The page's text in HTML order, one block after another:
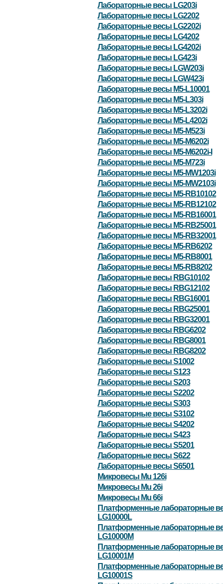
Лабораторные весы LG203i
Лабораторные весы LG2202
Лабораторные весы LG2202i
Лабораторные весы LG4202
Лабораторные весы LG4202i
Лабораторные весы LG423i
Лабораторные весы LGW203i
Лабораторные весы LGW423i
Лабораторные весы M5-L10001
Лабораторные весы M5-L303i
Лабораторные весы M5-L3202i
Лабораторные весы M5-L4202i
Лабораторные весы M5-M523i
Лабораторные весы M5-M6202i
Лабораторные весы M5-M6202i-I
Лабораторные весы M5-M723i
Лабораторные весы M5-MW1203i
Лабораторные весы M5-MW2103i
Лабораторные весы M5-RB10102
Лабораторные весы M5-RB12102
Лабораторные весы M5-RB16001
Лабораторные весы M5-RB25001
Лабораторные весы M5-RB32001
Лабораторные весы M5-RB6202
Лабораторные весы M5-RB8001
Лабораторные весы M5-RB8202
Лабораторные весы RBG10102
Лабораторные весы RBG12102
Лабораторные весы RBG16001
Лабораторные весы RBG25001
Лабораторные весы RBG32001
Лабораторные весы RBG6202
Лабораторные весы RBG8001
Лабораторные весы RBG8202
Лабораторные весы S1002
Лабораторные весы S123
Лабораторные весы S203
Лабораторные весы S2202
Лабораторные весы S303
Лабораторные весы S3102
Лабораторные весы S4202
Лабораторные весы S423
Лабораторные весы S5201
Лабораторные весы S622
Лабораторные весы S6501
Микровесы Mu 126i
Микровесы Mu 26i
Микровесы Mu 66i
Платформенные лабораторные
LG10000L
Платформенные лабораторные
LG10000M
Платформенные лабораторные
LG10001M
Платформенные лабораторные
LG10001S